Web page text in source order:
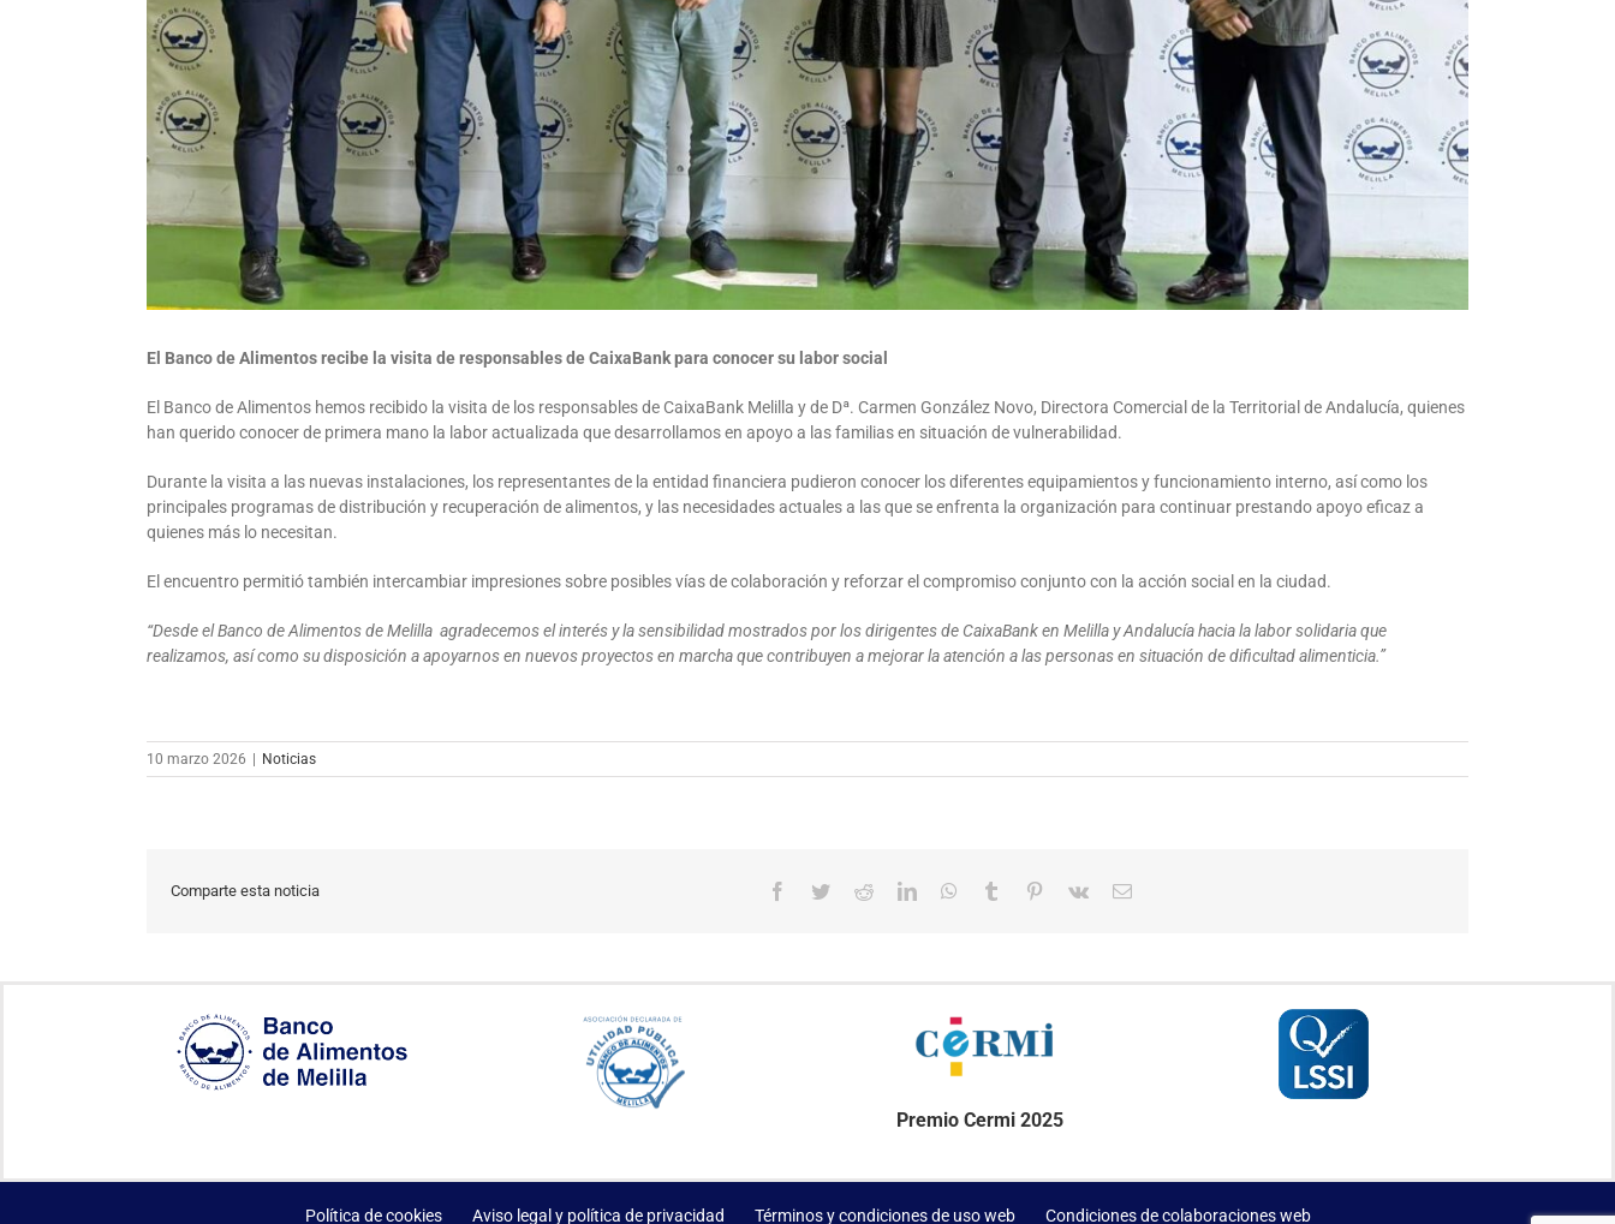
El Banco de Alimentos recibe la visita de responsables de CaixaBank para conocer su labor social
El Banco de Alimentos hemos recibido la visita de los responsables de CaixaBank Melilla y de Dª. Carmen González Novo, Directora Comercial de la Territorial de Andalucía, quienes
han querido conocer de primera mano la labor actualizada que desarrollamos en apoyo a las familias en situación de vulnerabilidad.
Durante la visita a las nuevas instalaciones, los representantes de la entidad financiera pudieron conocer los diferentes equipamientos y funcionamiento interno, así como los
principales programas de distribución y recuperación de alimentos, y las necesidades actuales a las que se enfrenta la organización para continuar prestando apoyo eficaz a
quienes más lo necesitan.
El encuentro permitió también intercambiar impresiones sobre posibles vías de colaboración y reforzar el compromiso conjunto con la acción social en la ciudad.
“Desde el Banco de Alimentos de Melilla agradecemos el interés y la sensibilidad mostrados por los dirigentes de CaixaBank en Melilla y Andalucía hacia la labor solidaria que
realizamos, así como su disposición a apoyarnos en nuevos proyectos en marcha que contribuyen a mejorar la atención a las personas en situación de dificultad alimenticia.”
10 marzo 2026 | Noticias
Comparte esta noticia Facebook
TwitterRedditLinkedInWhatsApp
Tumblr Pinterest
Vk
Correo
Premio Cermi 2025
Política de cookies Aviso legal y política de privacidad Términos y condiciones de uso web Condiciones de colaboraciones web